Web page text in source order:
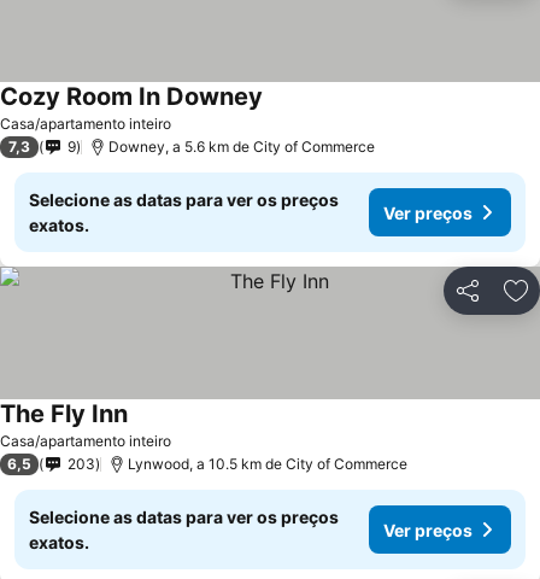
Casa/apartamento inteiro
Cozy Room In Downey
7,3 9 Downey, a 5.6 km de City of Commerce
Selecione as datas para ver os preços
exatos.
Ver preços
Partilhar
Casa/apartamento inteiro
The Fly Inn
6,5 203 Lynwood, a 10.5 km de City of Commerce
Selecione as datas para ver os preços
exatos.
Ver preços